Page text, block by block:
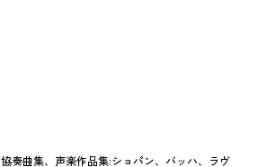
協奏曲集、声楽作品集:ショパン、バッハ、ラヴ